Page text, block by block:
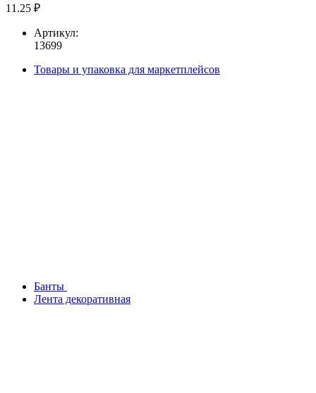
11.25 ₽
Артикул:
13699
Товары и упаковка для маркетплейсов
Банты
Лента декоративная